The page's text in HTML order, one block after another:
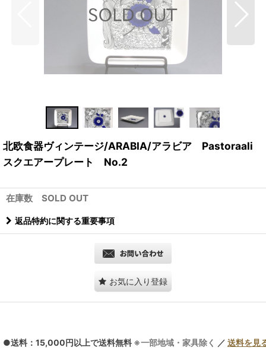
北欧食器ヴィンテージ/ARABIA/アラビア Pastoraali
スクエアープレート No.2
在庫数 SOLD OUT
返品特約に関する重要事項
お気に入り登録
●送料：15,000円以上で送料無料 ※一部地域・家具除く ／ 送料を見